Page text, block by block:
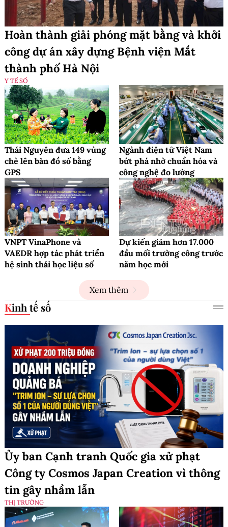
Hoàn thành giải phóng mặt bằng và khởi
công dự án xây dựng Bệnh viện Mắt
thành phố Hà Nội
Y TẾ SỐ
Thái Nguyên đưa 149 vùng
chè lên bản đồ số bằng
GPS
Ngành điện tử Việt Nam
bứt phá nhờ chuẩn hóa và
công nghệ đo lường
VNPT VinaPhone và
VAEDR hợp tác phát triển
hệ sinh thái học liệu số
Dự kiến giảm hơn 17.000
đầu mối trường công trước
năm học mới
Xem thêm
Kinh tế số
Ủy ban Cạnh tranh Quốc gia xử phạt
Công ty Cosmos Japan Creation vì thông
tin gây nhầm lẫn
THỊ TRƯỜNG